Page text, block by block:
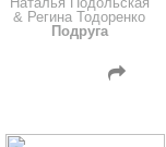
& Регина Тодоренко
Подруга